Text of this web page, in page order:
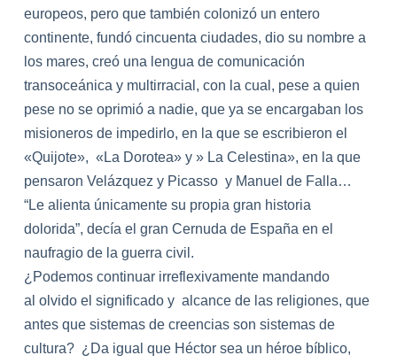
europeos, pero que también colonizó un entero
continente, fundó cincuenta ciudades, dio su nombre a
los mares, creó una lengua de comunicación
transoceánica y multirracial, con la cual, pese a quien
pese no se oprimió a nadie, que ya se encargaban los
misioneros de impedirlo, en la que se escribieron el
«Quijote», «La Dorotea» y » La Celestina», en la que
pensaron Velázquez y Picasso y Manuel de Fal la…
“Le alienta únicamente su propia gran historia
dolorida”, decía el gran Cernuda de España en el
naufragio de la guerra civil.
¿Podemos continuar irreflexivamente mandando
al olvido el significado y alcance de las religiones, que
antes que sistemas de creencias son sistemas de
cultura? ¿Da igual que Héctor sea un héroe bíblico,